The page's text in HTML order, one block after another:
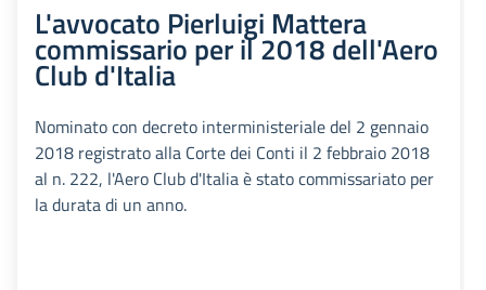
L'avvocato Pierluigi Mattera
commissario per il 2018 dell'Aero
Club d'Italia
Nominato con decreto interministeriale del 2 gennaio
2018 registrato alla Corte dei Conti il 2 febbraio 2018
al n. 222, l'Aero Club d'Italia è stato commissariato per
la durata di un anno.